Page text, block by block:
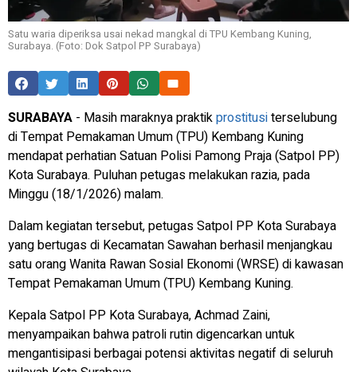
Satu waria diperiksa usai nekad mangkal di TPU Kembang Kuning,
Surabaya. (Foto: Dok Satpol PP Surabaya)
SURABAYA - Masih maraknya praktikprostitusiterselubung
di Tempat Pemakaman Umum (TPU) Kembang Kuning
mendapat perhatian Satuan Polisi Pamong Praja (Satpol PP)
Kota Surabaya. Puluhan petugas melakukan razia, pada
Minggu (18/1/2026) malam.
Dalam kegiatan tersebut, petugas Satpol PP Kota Surabaya
yang bertugas di Kecamatan Sawahan berhasil menjangkau
satu orang Wanita Rawan Sosial Ekonomi (WRSE) di kawasan
Tempat Pemakaman Umum (TPU) Kembang Kuning.
Kepala Satpol PP Kota Surabaya, Achmad Zaini,
menyampaikan bahwa patroli rutin digencarkan untuk
mengantisipasi berbagai potensi aktivitas negatif di seluruh